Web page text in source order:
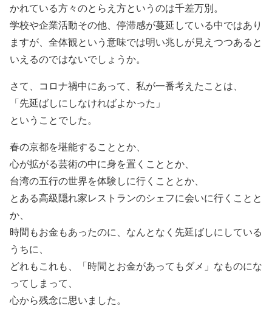
かれている方々のとらえ方というのは千差万別。
学校や企業活動その他、停滞感が蔓延している中ではあり
ますが、全体観という意味では明い兆しが見えつつあると
いえるのではないでしょうか。
さて、コロナ禍中にあって、私が一番考えたことは、
「先延ばしにしなければよかった」
ということでした。
春の京都を堪能することとか、
心が拡がる芸術の中に身を置くこととか、
台湾の五行の世界を体験しに行くこととか、
とある高級隠れ家レストランのシェフに会いに行くことと
か、
時間もお金もあったのに、なんとなく先延ばしにしている
うちに、
どれもこれも、「時間とお金があってもダメ」なものにな
ってしまって、
心から残念に思いました。